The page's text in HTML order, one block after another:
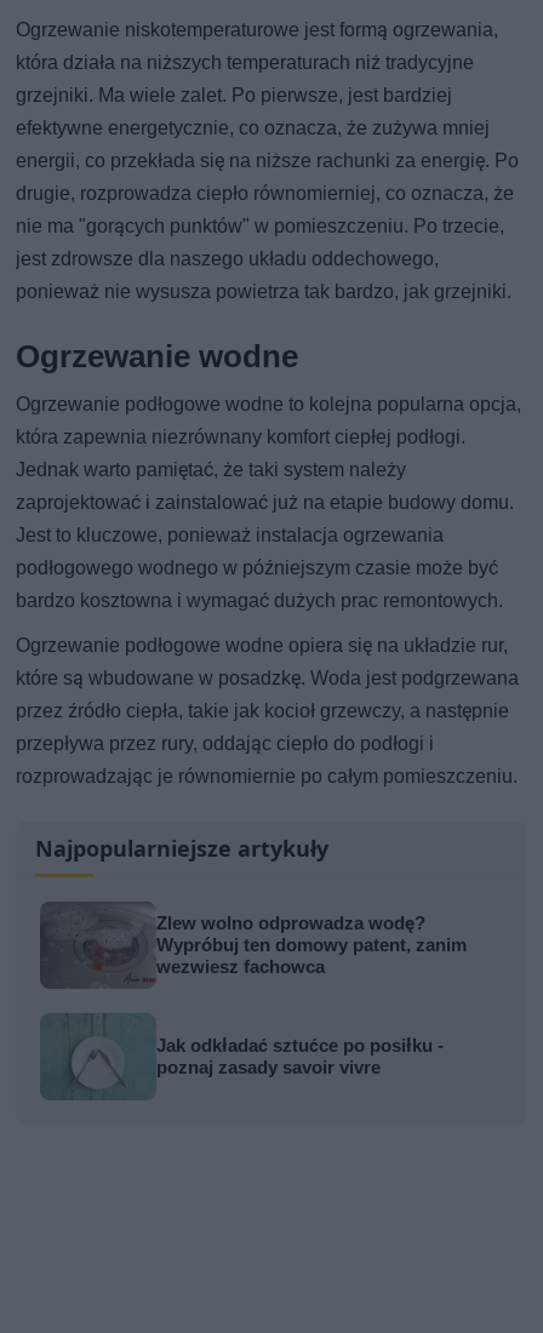
Ogrzewanie niskotemperaturowe jest formą ogrzewania,
która działa na niższych temperaturach niż tradycyjne
grzejniki. Ma wiele zalet. Po pierwsze, jest bardziej
efektywne energetycznie, co oznacza, że zużywa mniej
energii, co przekłada się na niższe rachunki za energię. Po
drugie, rozprowadza ciepło równomierniej, co oznacza, że
nie ma "gorących punktów" w pomieszczeniu. Po trzecie,
jest zdrowsze dla naszego układu oddechowego,
ponieważ nie wysusza powietrza tak bardzo, jak grzejniki.
Ogrzewanie wodne
Ogrzewanie podłogowe wodne to kolejna popularna opcja,
która zapewnia niezrównany komfort ciepłej podłogi.
Jednak warto pamiętać, że taki system należy
zaprojektować i zainstalować już na etapie budowy domu.
Jest to kluczowe, ponieważ instalacja ogrzewania
podłogowego wodnego w późniejszym czasie może być
bardzo kosztowna i wymagać dużych prac remontowych.
Ogrzewanie podłogowe wodne opiera się na układzie rur,
które są wbudowane w posadzkę. Woda jest podgrzewana
przez źródło ciepła, takie jak kocioł grzewczy, a następnie
przepływa przez rury, oddając ciepło do podłogi i
rozprowadzając je równomiernie po całym pomieszczeniu.
Najpopularniejsze artykuły
Zlew wolno odprowadza wodę?
Wypróbuj ten domowy patent, zanim
wezwiesz fachowca
Jak odkładać sztućce po posiłku -
poznaj zasady savoir vivre